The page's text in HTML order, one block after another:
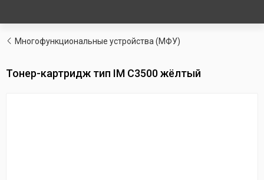
Многофункциональные устройства (МФУ)
Тонер-картридж тип IM C3500 жёлтый